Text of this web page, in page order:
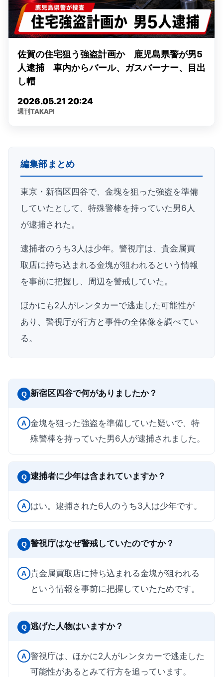
編集部まとめ
東京・新宿区四谷で、金塊を狙った強盗を準備
していたとして、特殊警棒を持っていた男6人
が逮捕された。
逮捕者のうち3人は少年。警視庁は、貴金属買
取店に持ち込まれる金塊が狙われるという情報
を事前に把握し、周辺を警戒していた。
ほかにも2人がレンタカーで逃走した可能性が
あり、警視庁が行方と事件の全体像を調べてい
る。
Q 新宿区四谷で何がありましたか？
A 金塊を狙った強盗を準備していた疑いで、特
殊警棒を持っていた男6人が逮捕されました。
Q 逮捕者に少年は含まれていますか？
A はい。逮捕された6人のうち3人は少年です。
Q 警視庁はなぜ警戒していたのですか？
A 貴金属買取店に持ち込まれる金塊が狙われる
という情報を事前に把握していたためです。
Q 逃げた人物はいますか？
A 警視庁は、ほかに2人がレンタカーで逃走した
可能性があるとみて行方を追っています。